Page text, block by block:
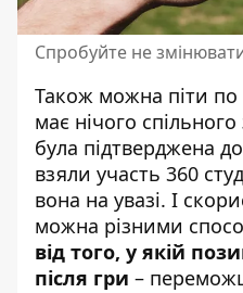
Спробуйте не
Також можна піти по
має нічого
була підтверджена
взяли участь 360
вона на увазі. І
можна різними
від того, у якій
після гри –